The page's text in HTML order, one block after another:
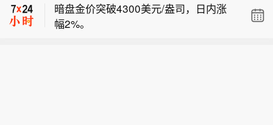
架西科斯基S-64直升机当天在犹他州里
奇菲尔德一处野火现场附近作业时坠
暗盘金价突破4300美元/盎司，日内涨
幅2%。